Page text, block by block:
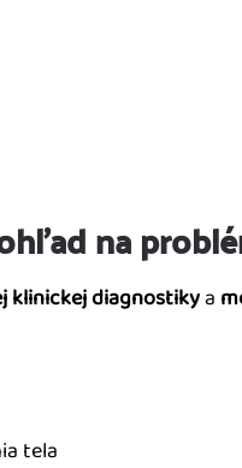
na
klinickej diagnostikya
tela